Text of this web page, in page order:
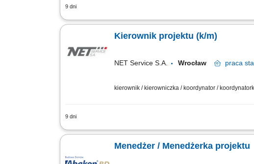
9 dni
Zakres obowiązków: Kompleksowe zarządzanie
Kierownik projektu (k/m)
NET Service S.A. Wrocław praca
kierownik / kierowniczka / koordynator /
9 dni
Kompleksowe prowadzenie kontraktów; Nadzór
Menedżer / Menedżerka projektu